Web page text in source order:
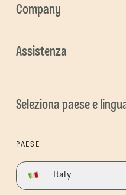
Company
Assistenza
Seleziona paese e
PAESE
Italy